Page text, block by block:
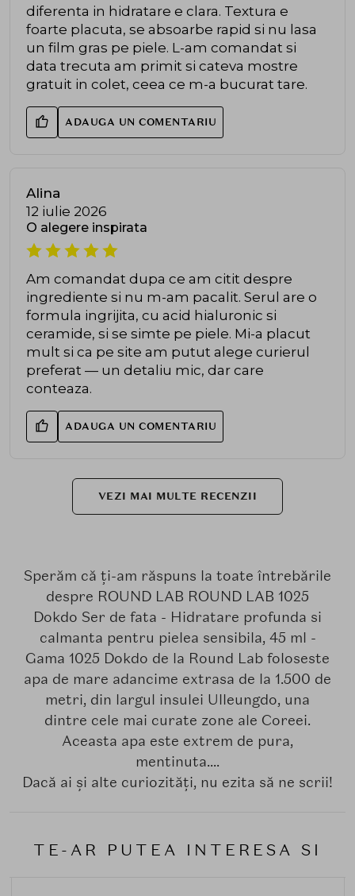
diferenta in hidratare e clara. Textura e
foarte placuta, se absoarbe rapid si nu lasa
un film gras pe piele. L-am comandat si
data trecuta am primit si cateva mostre
gratuit in colet, ceea ce m-a bucurat tare.
ADAUGA UN COMENTARIU
Alina
12 iulie 2026
O alegere inspirata
Am comandat dupa ce am citit despre
ingrediente si nu m-am pacalit. Serul are o
formula ingrijita, cu acid hialuronic si
ceramide, si se simte pe piele. Mi-a placut
mult si ca pe site am putut alege curierul
preferat — un detaliu mic, dar care
conteaza.
ADAUGA UN COMENTARIU
VEZI MAI MULTE RECENZII
Sperăm că ți-am răspuns la toate întrebările
despre ROUND LAB ROUND LAB 1025
Dokdo Ser de fata - Hidratare profunda si
calmanta pentru pielea sensibila, 45 ml -
Gama 1025 Dokdo de la Round Lab foloseste
apa de mare adancime extrasa de la 1.500 de
metri, din largul insulei Ulleungdo, una
dintre cele mai curate zone ale Coreei.
Aceasta apa este extrem de pura,
mentinuta....
Dacă ai și alte curiozități, nu ezita să ne scrii!
TE-AR PUTEA INTERESA SI